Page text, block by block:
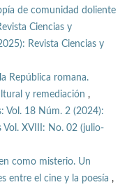
de comunidad doliente
Ciencias y
Revista Ciencias y
República romana.
y remediación ,
Vol. 18 Núm. 2 (2024):
Vol. XVIII: No. 02 (julio-
como misterio. Un
entre el cine y la poesía ,